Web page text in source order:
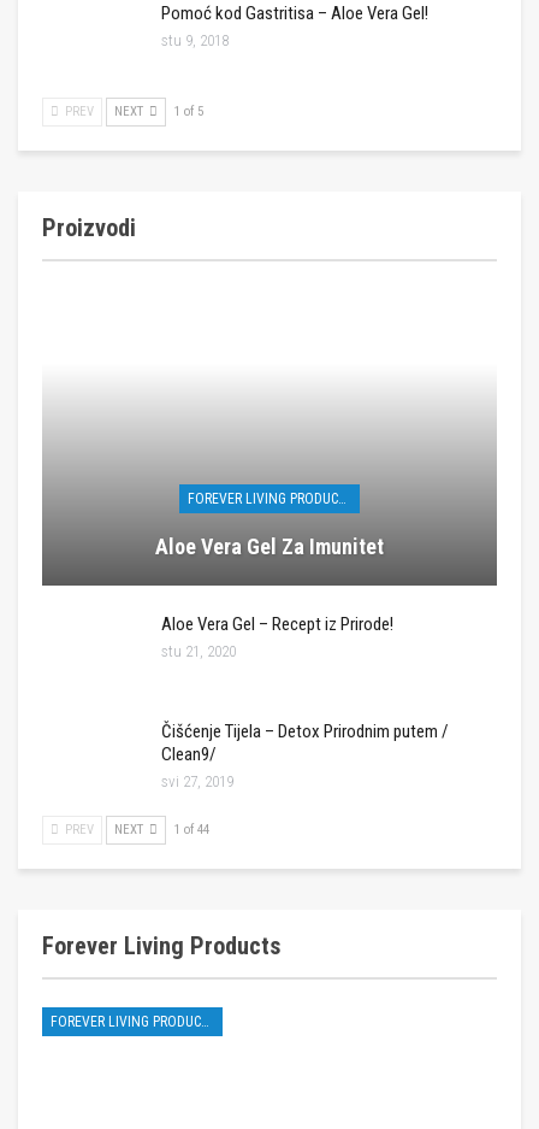
Pomoć kod Gastritisa – Aloe Vera Gel!
stu 9, 2018
PREV NEXT 1 of 5
Proizvodi
FOREVER LIVING PRODUCTS
Aloe Vera Gel Za Imunitet
Aloe Vera Gel – Recept iz Prirode!
stu 21, 2020
Čišćenje Tijela – Detox Prirodnim putem /
Clean9/
svi 27, 2019
PREV NEXT 1 of 44
Forever Living Products
FOREVER LIVING PRODUCTS